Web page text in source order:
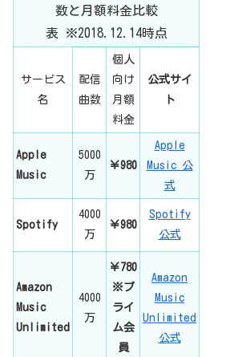
数と月額料金比較
表 ※2018.12.14時点
サービス
名
配信
曲数
個人
向け
月額
料金
公式サイ
ト
Apple
Music
5000
万
￥980
Apple
Music 公
式
Spotify
4000
万
￥980
Spotify
公式
Amazon
Music
Unlimited
4000
万
￥780
※プ
ライ
ム会
員
Amazon
Music
Unlimited
公式